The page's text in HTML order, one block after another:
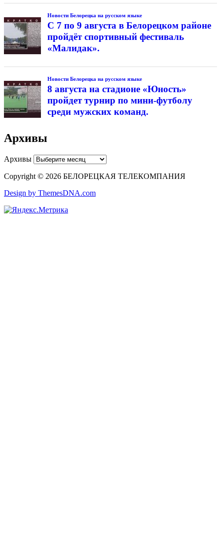
Новости Белорецка на русском языке
С 7 по 9 августа в Белорецком районе
пройдёт спортивный фестиваль
«Малидак».
Новости Белорецка на русском языке
8 августа на стадионе «Юность»
пройдет турнир по мини-футболу
среди мужских команд.
Архивы
Архивы
Copyright © 2026 БЕЛОРЕЦКАЯ ТЕЛЕКОМПАНИЯ
Design by ThemesDNA.com